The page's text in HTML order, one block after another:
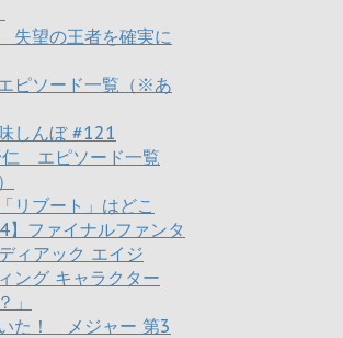
失望の王者を確実に
ピソード一覧（※あ
しんぼ #121
仁 エピソード一覧
リブート」はどこ
ファイナルファンタ
ィアック エイジ
ング キャラクター
」
た！ メジャー 第3